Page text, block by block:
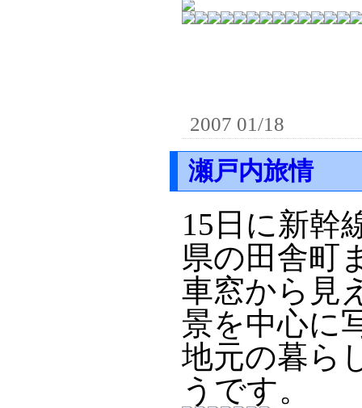
2007 01/18
瀬戸内旅情
15日に新幹
県の田舎町
車窓から見
景を中心に
地元の暮ら
うです。